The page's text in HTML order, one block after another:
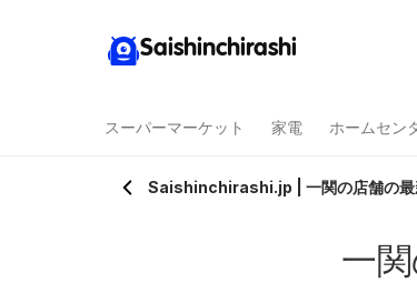
Saishinchirashi
スーパーマーケット 家電 ホームセン
Saishinchirashi.jp | 一関の店舗の最
一